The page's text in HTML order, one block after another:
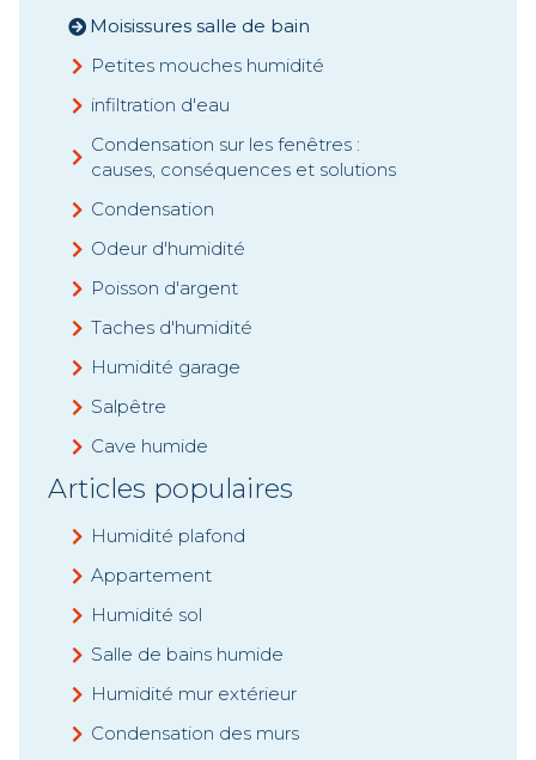
Moisissures salle de bain
Petites mouches humidité
infiltration d'eau
Condensation sur les fenêtres :
causes, conséquences et solutions
Condensation
Odeur d'humidité
Poisson d'argent
Taches d'humidité
Humidité garage
Salpêtre
Cave humide
Articles populaires
Humidité plafond
Appartement
Humidité sol
Salle de bains humide
Humidité mur extérieur
Condensation des murs